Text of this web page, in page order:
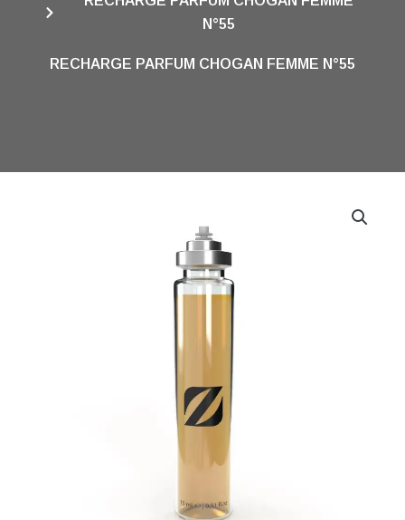
N°55
RECHARGE PARFUM CHOGAN FEMME N°55